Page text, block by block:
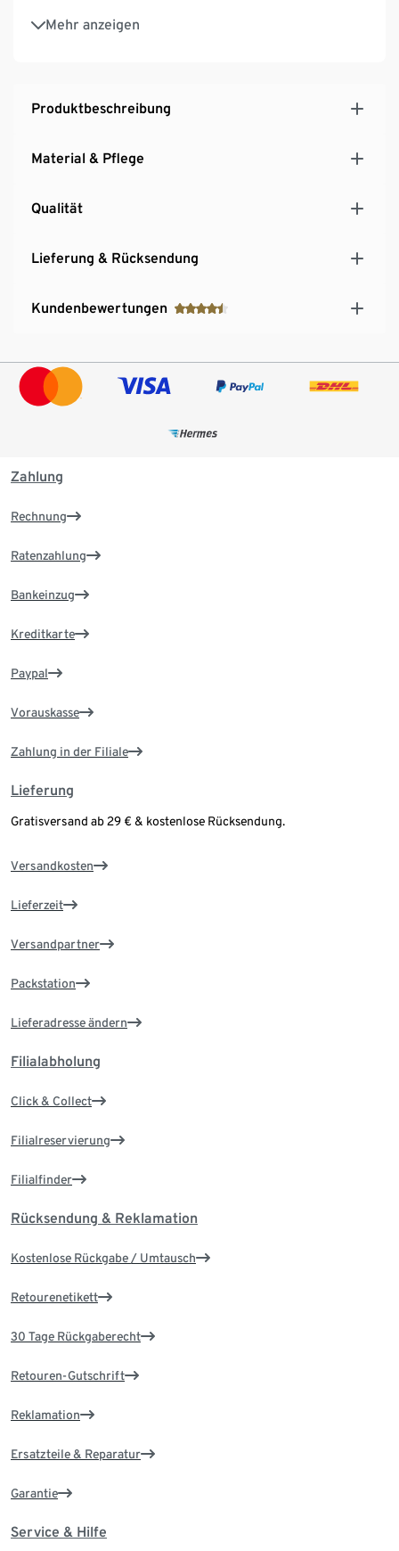
Mehr anzeigen
Durchdachter Küchenhelfer in modernem Design
Ständer mit Antirutsch-Füßen
Produktbeschreibung
Material & Pflege
Qualität
Lieferung & Rücksendung
Kundenbewertungen
Zahlung
Rechnung
Ratenzahlung
Bankeinzug
Kreditkarte
Paypal
Vorauskasse
Zahlung in der Filiale
Lieferung
Gratisversand ab 29 € & kostenlose Rücksendung.
Versandkosten
Lieferzeit
Versandpartner
Packstation
Lieferadresse ändern
Filialabholung
Click & Collect
Filialreservierung
Filialfinder
Rücksendung & Reklamation
Kostenlose Rückgabe / Umtausch
Retourenetikett
30 Tage Rückgaberecht
Retouren-Gutschrift
Reklamation
Ersatzteile & Reparatur
Garantie
Service & Hilfe